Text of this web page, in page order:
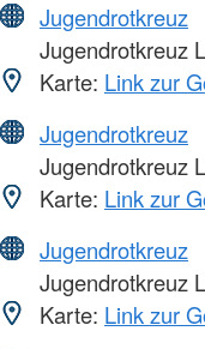
Jugendrotkreuz
Jugendrotkreuz
Karte: Link zur
Jugendrotkreuz
Jugendrotkreuz
Karte: Link zur
Jugendrotkreuz
Jugendrotkreuz
Karte: Link zur